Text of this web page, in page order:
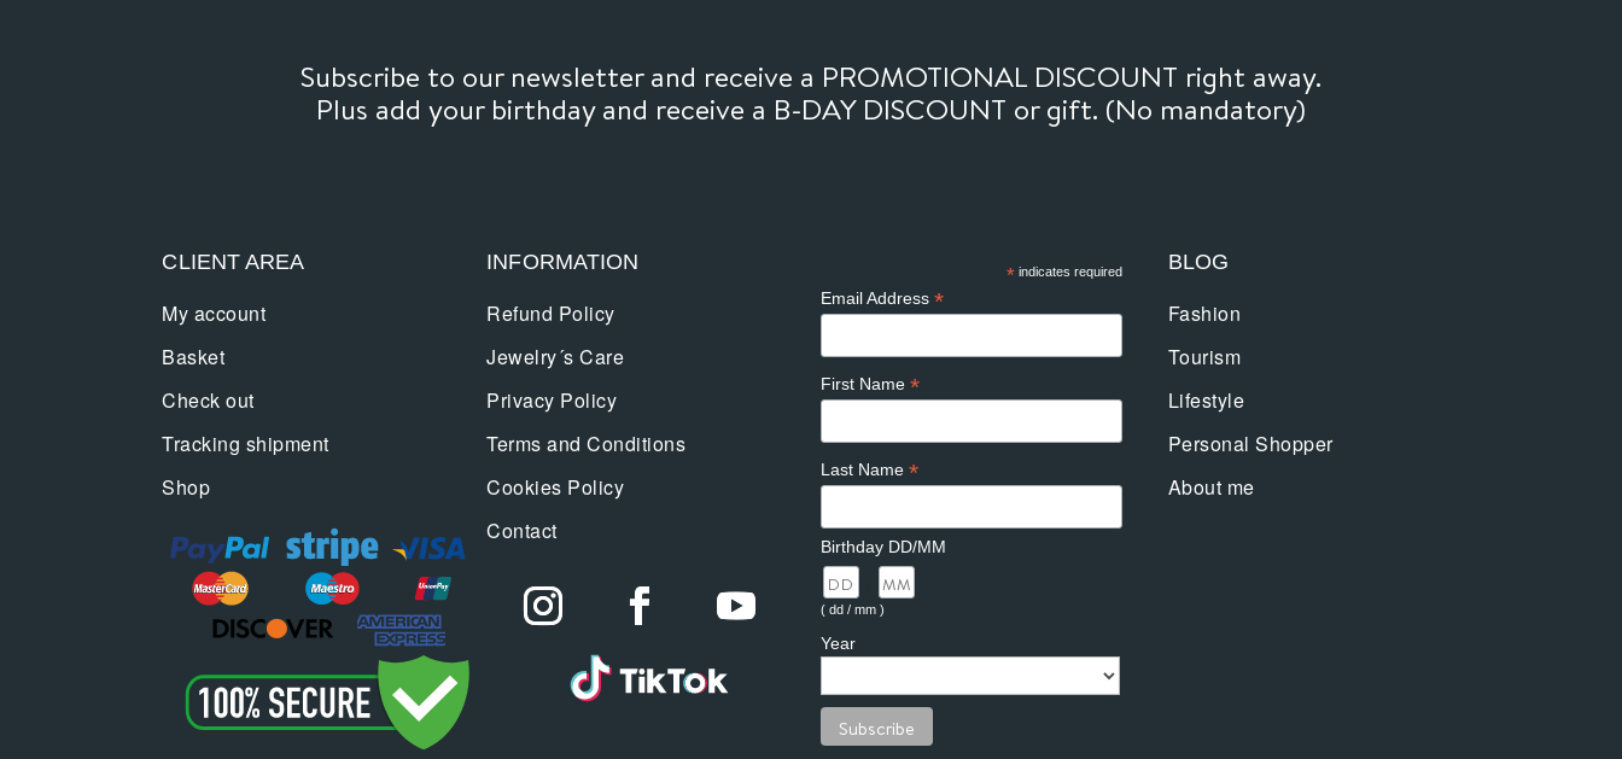
Subscribe to our newsletter and receive a PROMOTIONAL DISCOUNT right away.
Plus add your birthday and receive a B-DAY DISCOUNT or gift. (No mandatory)
CLIENT AREA
My account
Basket
Check out
Tracking shipment
Shop
INFORMATION
Refund Policy
Jewelry´s Care
Privacy Policy
Terms and Conditions
Cookies Policy
Contact
* indicates required
Email Address*
First Name*
Last Name*
Birthday DD/MM
( dd / mm )
Year
BLOG
Fashion
Tourism
Lifestyle
Personal Shopper
About me